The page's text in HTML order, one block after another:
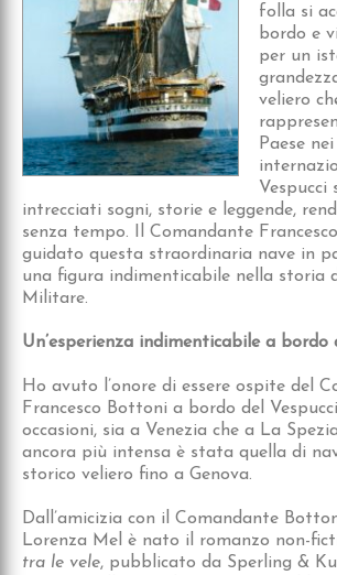
folla si
bordo e
per un
veliero
Paese
Vespucci
intrecciati sogni, storie e leggende,
senza tempo. Il Comandante
guidato questa straordinaria nave in
una figura indimenticabile nella storia
Militare.
Un’esperienza indimenticabile a bordo
Ho avuto l’onore di essere ospite del
Francesco Bottoni a bordo del
occasioni, sia a Venezia che a La
ancora più intensa è stata quella di
storico veliero fino a Genova.
Dall’amicizia con il Comandante
Lorenza Mel è nato il romanzo non-
tra le vele, pubblicato da Sperling &